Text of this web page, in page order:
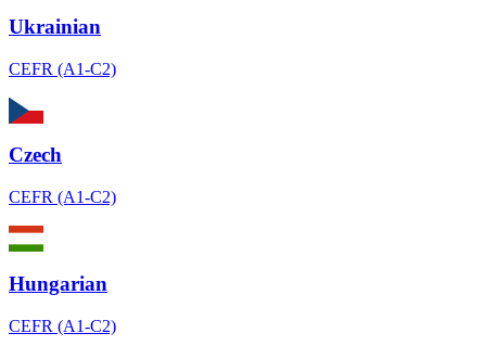
Ukrainian
CEFR (A1-C2)
Czech
CEFR (A1-C2)
Hungarian
CEFR (A1-C2)